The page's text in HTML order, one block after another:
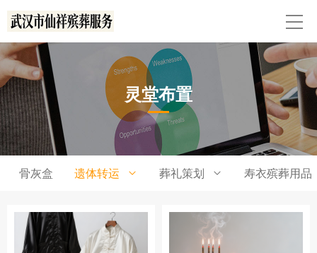
灵堂布置
骨灰盒 遗体转运 葬礼策划 寿衣殡葬用品